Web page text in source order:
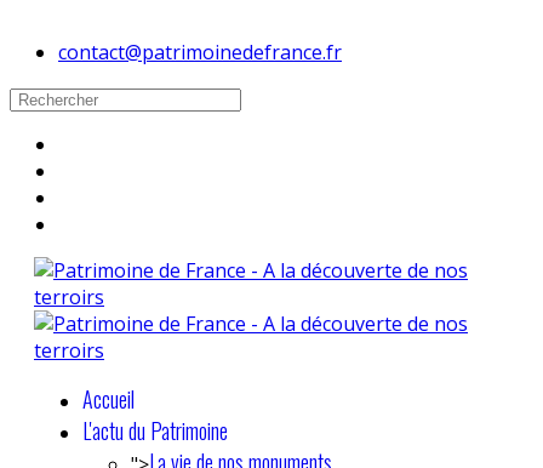
contact@patrimoinedefrance.fr
Accueil
L'actu du Patrimoine